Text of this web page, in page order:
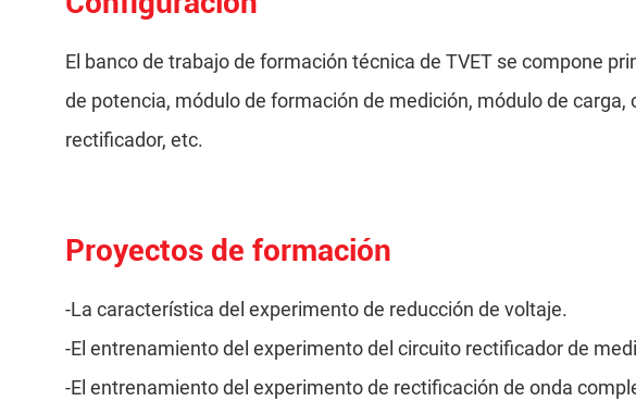
El banco de trabajo de formación técnica de TVET se compone
de potencia, módulo de formación de medición, módulo de
rectificador, etc.
Proyectos de formación
-La característica del experimento de reducción de voltaje.
-El entrenamiento del experimento del circuito rectificador de
-El entrenamiento del experimento de rectificación de onda